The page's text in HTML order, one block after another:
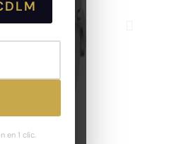
en 1 clic.